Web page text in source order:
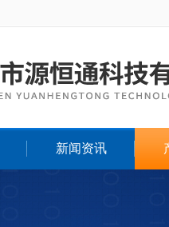
新闻资讯